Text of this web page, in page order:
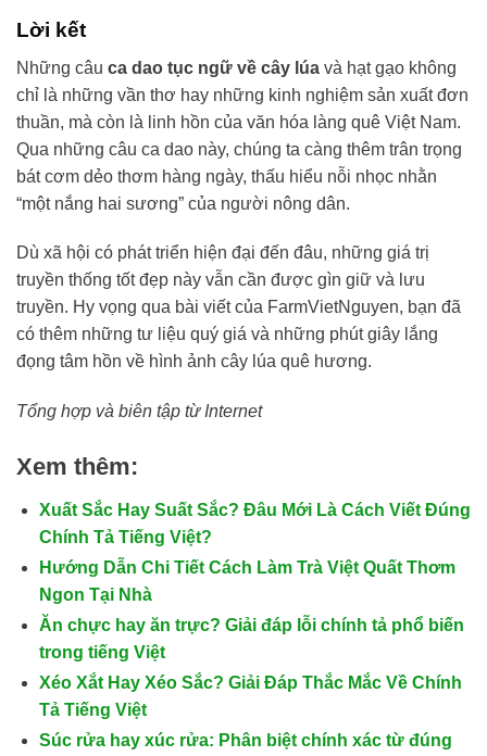
Lời kết
Những câu ca dao tục ngữ về cây lúa và hạt gạo không
chỉ là những vần thơ hay những kinh nghiệm sản xuất đơn
thuần, mà còn là linh hồn của văn hóa làng quê Việt Nam.
Qua những câu ca dao này, chúng ta càng thêm trân trọng
bát cơm dẻo thơm hàng ngày, thấu hiểu nỗi nhọc nhằn
“một nắng hai sương” của người nông dân.
Dù xã hội có phát triển hiện đại đến đâu, những giá trị
truyền thống tốt đẹp này vẫn cần được gìn giữ và lưu
truyền. Hy vọng qua bài viết của FarmVietNguyen, bạn đã
có thêm những tư liệu quý giá và những phút giây lắng
đọng tâm hồn về hình ảnh cây lúa quê hương.
Tổng hợp và biên tập từ Internet
Xem thêm:
Xuất Sắc Hay Suất Sắc? Đâu Mới Là Cách Viết Đúng
Chính Tả Tiếng Việt?
Hướng Dẫn Chi Tiết Cách Làm Trà Việt Quất Thơm
Ngon Tại Nhà
Ăn chực hay ăn trực? Giải đáp lỗi chính tả phổ biến
trong tiếng Việt
Xéo Xắt Hay Xéo Sắc? Giải Đáp Thắc Mắc Về Chính
Tả Tiếng Việt
Súc rửa hay xúc rửa: Phân biệt chính xác từ đúng